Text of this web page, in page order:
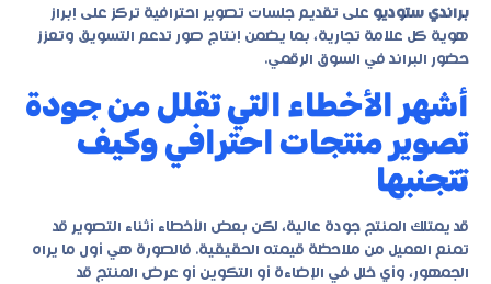
براندي ستوديو على تقديم جلسات تصوير احترافية تركز على إبراز
هوية كل علامة تجارية، بما يضمن إنتاج صور تدعم التسويق وتعزز
حضور البراند في السوق الرقمي.
أشهر الأخطاء التي تقلل من جودة
تصوير منتجات احترافي وكيف
تتجنبها
قد يمتلك المنتج جودة عالية، لكن بعض الأخطاء أثناء التصوير قد
تمنع العميل من ملاحظة قيمته الحقيقية. فالصورة هي أول ما يراه
الجمهور، وأي خلل في الإضاءة أو التكوين أو عرض المنتج قد